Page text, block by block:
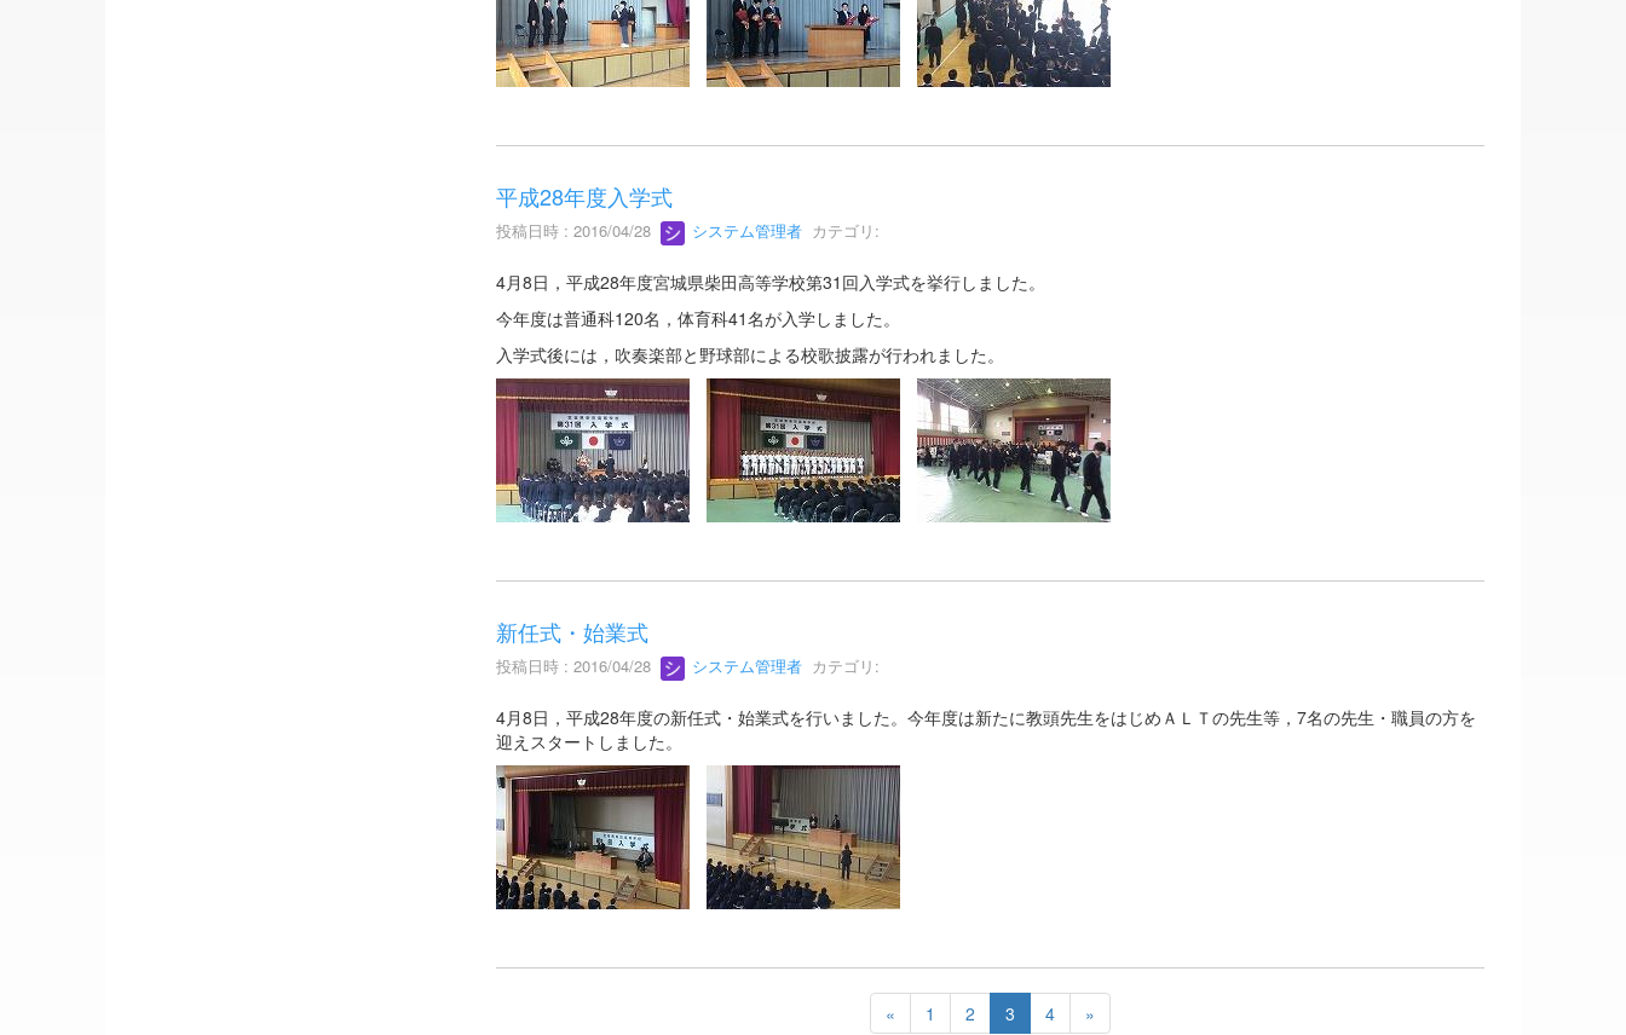
平成28年度入学式
投稿日時 : 2016/04/28 システム管理者カテゴリ:
4月8日，平成28年度宮城県柴田高等学校第31回入学式を挙行しました。
今年度は普通科120名，体育科41名が入学しました。
入学式後には，吹奏楽部と野球部による校歌披露が行われました。
新任式・始業式
投稿日時 : 2016/04/28 システム管理者カテゴリ:
4月8日，平成28年度の新任式・始業式を行いました。今年度は新たに教頭先生をはじめＡＬＴの先生等，7名の先生・職員の方を
迎えスタートしました。
« 1 2 3 4 »